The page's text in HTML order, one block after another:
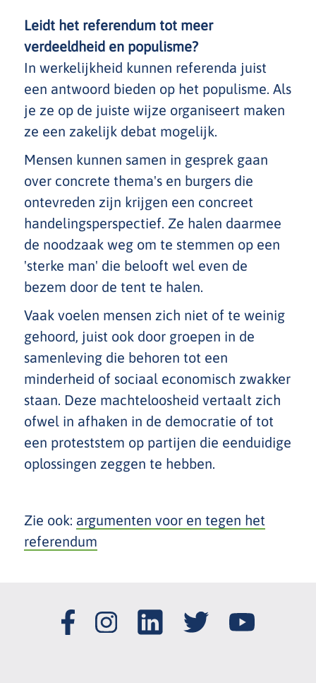
Leidt het referendum tot meer
verdeeldheid en populisme?
In werkelijkheid kunnen referenda juist
een antwoord bieden op het populisme. Als
je ze op de juiste wijze organiseert maken
ze een zakelijk debat mogelijk.
Mensen kunnen samen in gesprek gaan
over concrete thema's en burgers die
ontevreden zijn krijgen een concreet
handelingsperspectief. Ze halen daarmee
de noodzaak weg om te stemmen op een
'sterke man' die belooft wel even de
bezem door de tent te halen.
Vaak voelen mensen zich niet of te weinig
gehoord, juist ook door groepen in de
samenleving die behoren tot een
minderheid of sociaal economisch zwakker
staan. Deze machteloosheid vertaalt zich
ofwel in afhaken in de democratie of tot
een proteststem op partijen die eenduidige
oplossingen zeggen te hebben.
Zie ook: argumenten voor en tegen het
referendum